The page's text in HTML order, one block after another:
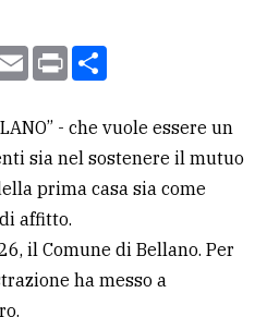
EmailPrint
- che vuole essere un
sia nel sostenere il mutuo
prima casa sia come
affitto.
il Comune di Bellano. Per
ha messo a